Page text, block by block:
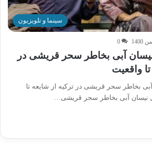
سینما و تلویزیون
0
آبی بخاطر سحر قریشی در
واقعیت
بخاطر سحر قریشی در ترکیه از شایعه تا
نیسان آبی بخاطر سحر قریشی…